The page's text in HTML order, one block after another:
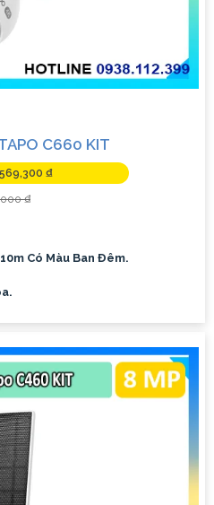
ninh chuyên nghiệp. Chúc
phù hợp!
C660 KIT
₫
₫
Có Màu Ban Ðêm.